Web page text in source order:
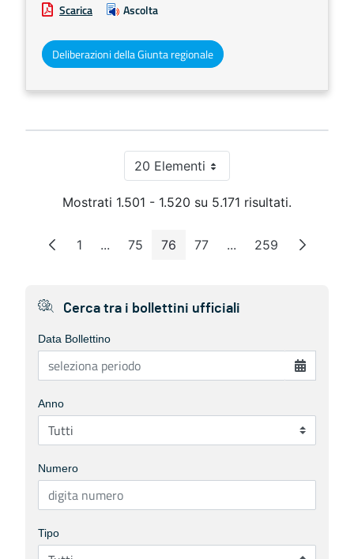
Scarica
Ascolta
Deliberazioni della Giunta regionale
20 ElementiPer pagina
Mostrati 1.501 - 1.520 su 5.171 risultati.
Pagina
1 ...Pagine intermedie
Pagina
75 Pagina
76 Pagina
77 ...Pagine intermedie
Pagina
259
Cerca tra i bollettini ufficiali
Data Bollettino
Anno
Numero
Tipo